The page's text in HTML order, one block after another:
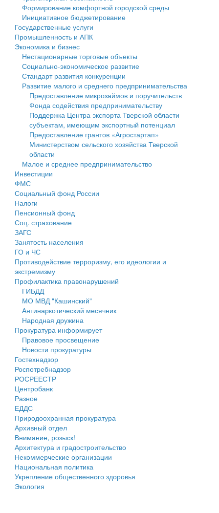
Государственные услуги
Промышленность и АПК
Экономика и бизнес
Символика
Устав
Гостям округа
Туризм
Культура
Образование
Здравоохранение
Социальная защита
Фотоальбом
муниципального округа Тверской области
Администрация Кашинского муниципального округа
Тверской области
Управление сельскими территориями
Открытые данные
Работа с обращениями граждан
Муниципальный контроль
Муниципальные услуги
Проекты административных регламентов
Антимонопольный комплаенс
Противодействие коррупции
Финансовое управление
Бюджет для граждан
Имущество
Выявление правообладателей ранее учтенных
объектов недвижимости
Имущественная поддержка субъектов малого и
среднего предпринимательства
Информационная поддержка субъектов малого и
среднего предпринимательства
Муниципальные программы
Контрольно-счетная палата
Персональные данные
Оценка регулирующего воздействия
Деятельность МУ
Нормативы градостроительного проектирования
Правила землепользования и застройки
Генеральные планы
Проекты планировки территории
Собрание депутатов
Городское поселение
Сельские поселения
Формирование комфортной городской среды
Инициативное бюджетирование
Государственные услуги
Промышленность и АПК
Экономика и бизнес
Нестационарные торговые объекты
Социально-экономическое развитие
Стандарт развития конкуренции
Развитие малого и среднего предпринимательства
Предоставление микрозаймов и поручительств
Фонда содействия предпринимательству
Поддержка Центра экспорта Тверской области
субъектам, имеющим экспортный потенциал
Предоставление грантов «Агростартап»
Министерством сельского хозяйства Тверской
области
Малое и среднее предпринимательство
Инвестиции
ФМС
Социальный фонд России
Налоги
Пенсионный фонд
Соц. страхование
ЗАГС
Занятость населения
ГО и ЧС
Противодействие терроризму, его идеологии и
экстремизму
Профилактика правонарушений
ГИБДД
МО МВД "Кашинский"
Антинаркотический месячник
Народная дружина
Прокуратура информирует
Правовое просвещение
Новости прокуратуры
Гостехнадзор
Роспотребнадзор
РОСРЕЕСТР
Центробанк
Разное
ЕДДС
Природоохранная прокуратура
Архивный отдел
Внимание, розыск!
Архитектура и градостроительство
Некоммерческие организации
Национальная политика
Укрепление общественного здоровья
Экология